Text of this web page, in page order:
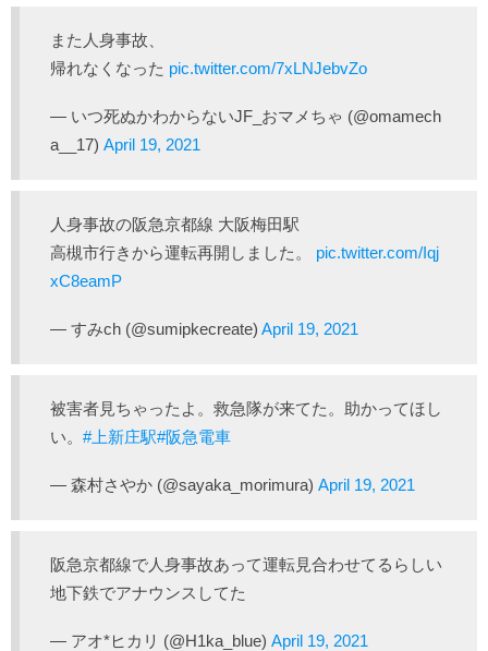
また人身事故、
帰れなくなった pic.twitter.com/7xLNJebvZo
— いつ死ぬかわからないJF_おマメちゃ (@omamech
a__17) April 19, 2021
人身事故の阪急京都線 大阪梅田駅
高槻市行きから運転再開しました。 pic.twitter.com/Iqj
xC8eamP
— すみch (@sumipkecreate) April 19, 2021
被害者見ちゃったよ。救急隊が来てた。助かってほし
い。 #上新庄駅#阪急電車
— 森村さやか (@sayaka_morimura) April 19, 2021
阪急京都線で人身事故あって運転見合わせてるらしい
地下鉄でアナウンスしてた
— アオ*ヒカリ (@H1ka_blue) April 19, 2021